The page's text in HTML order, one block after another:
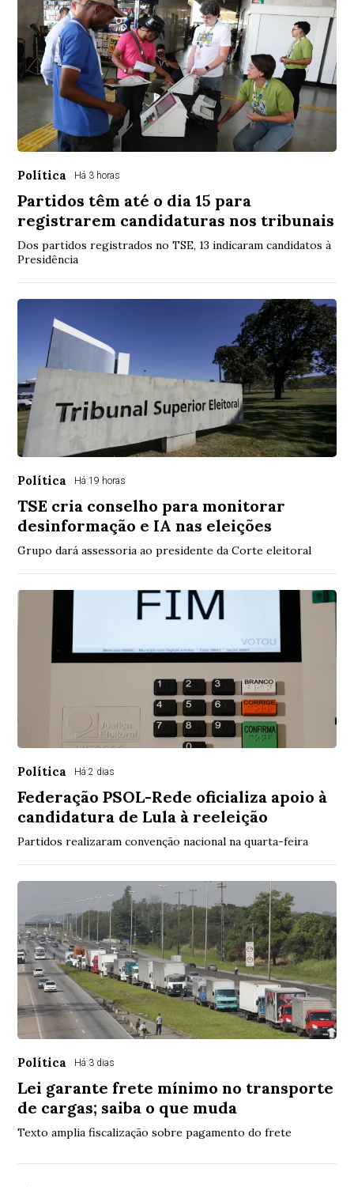
Política Há 3 horas
Partidos têm até o dia 15 para
registrarem candidaturas nos tribunais
Dos partidos registrados no TSE, 13 indicaram candidatos à
Presidência
Política Há 19 horas
TSE cria conselho para monitorar
desinformação e IA nas eleições
Grupo dará assessoria ao presidente da Corte eleitoral
Política Há 2 dias
Federação PSOL-Rede oficializa apoio à
candidatura de Lula à reeleição
Partidos realizaram convenção nacional na quarta-feira
Política Há 3 dias
Lei garante frete mínimo no transporte
de cargas; saiba o que muda
Texto amplia fiscalização sobre pagamento do frete